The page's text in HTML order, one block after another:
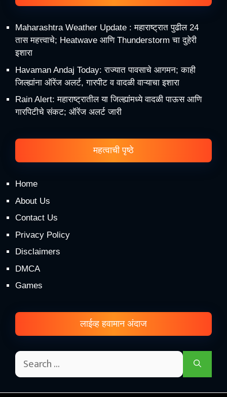
Maharashtra Weather Update : महाराष्ट्रात पुढील 24
तास महत्त्वाचे; Heatwave आणि Thunderstorm चा दुहेरी
इशारा
Havaman Andaj Today: राज्यात पावसाचे आगमन; काही
जिल्ह्यांना ऑरेंज अलर्ट, गारपीट व वादळी वाऱ्याचा इशारा
Rain Alert: महाराष्ट्रातील या जिल्ह्यांमध्ये वादळी पाऊस आणि
गारपिटीचे संकट; ऑरेंज अलर्ट जारी
महत्वाची पृष्ठे
Home
About Us
Contact Us
Privacy Policy
Disclaimers
DMCA
Games
लाईव्ह हवामान अंदाज